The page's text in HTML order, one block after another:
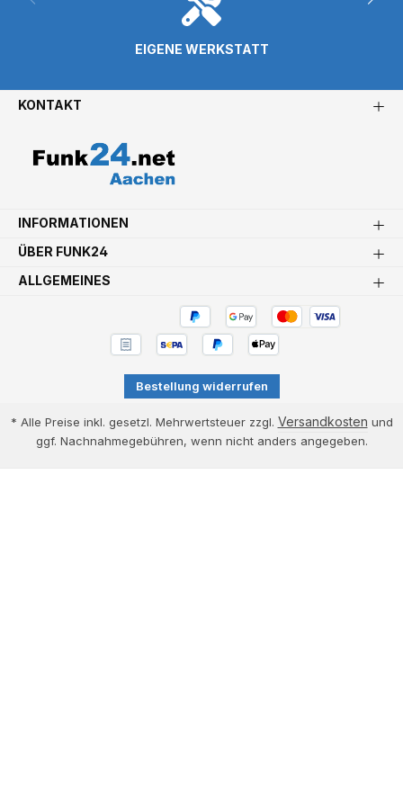
EIGENE WERKSTATT
KONTAKT
INFORMATIONEN
ÜBER FUNK24
ALLGEMEINES
Bestellung widerrufen
* Alle Preise inkl. gesetzl. Mehrwertsteuer zzgl. Versandkosten und
ggf. Nachnahmegebühren, wenn nicht anders angegeben.